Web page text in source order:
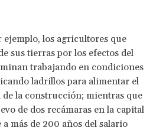
ejemplo, los agricultores que
sus tierras por los efectos del
trabajando en condiciones
ladrillos para alimentar el
la construcción; mientras que
de dos recámaras en la capital
más de 200 años del salario